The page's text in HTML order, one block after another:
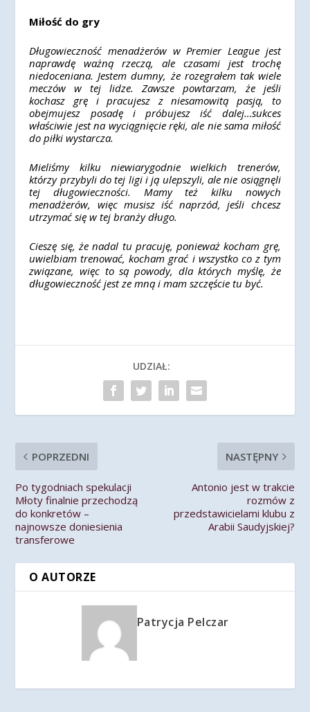
Miłość do gry
Długowieczność menadżerów w Premier League jest
naprawdę ważną rzeczą, ale czasami jest trochę
niedoceniana. Jestem dumny, że rozegrałem tak wiele
meczów w tej lidze. Zawsze powtarzam, że jeśli
kochasz grę i pracujesz z niesamowitą pasją, to
obejmujesz posadę i próbujesz iść dalej…sukces
właściwie jest na wyciągnięcie ręki, ale nie sama miłość
do piłki wystarcza.
Mieliśmy kilku niewiarygodnie wielkich trenerów,
którzy przybyli do tej ligi i ją ulepszyli, ale nie osiągnęli
tej długowieczności. Mamy też kilku nowych
menadżerów, więc musisz iść naprzód, jeśli chcesz
utrzymać się w tej branży długo.
Cieszę się, że nadal tu pracuję, ponieważ kocham grę,
uwielbiam trenować, kocham grać i wszystko co z tym
związane, więc to są powody, dla których myślę, że
długowieczność jest ze mną i mam szczęście tu być.
UDZIAŁ:
POPRZEDNI
Po tygodniach spekulacji
Młoty finalnie przechodzą
do konkretów –
najnowsze doniesienia
transferowe
NASTĘPNY
Antonio jest w trakcie
rozmów z
przedstawicielami klubu z
Arabii Saudyjskiej?
O AUTORZE
Patrycja Pelczar